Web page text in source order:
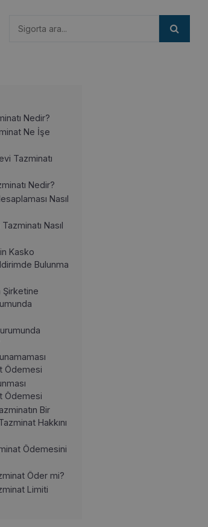
Nedir?
Ne İşe
Tazminatı
Nedir?
Nasıl
Nasıl
Kasko
Bulunma
Şirketine
Ödemesi
Ödemesi
Bir
Hakkını
Ödemesini
Öder mi?
Limiti